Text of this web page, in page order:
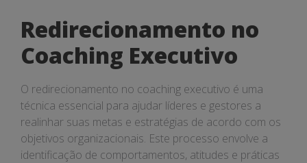
Redirecionamento no
Coaching Executivo
O redirecionamento no coaching executivo é uma
técnica essencial para ajudar líderes e gestores a
realinhar suas metas e estratégias de acordo com os
objetivos organizacionais. Este processo envolve a
identificação de comportamentos, atitudes e práticas